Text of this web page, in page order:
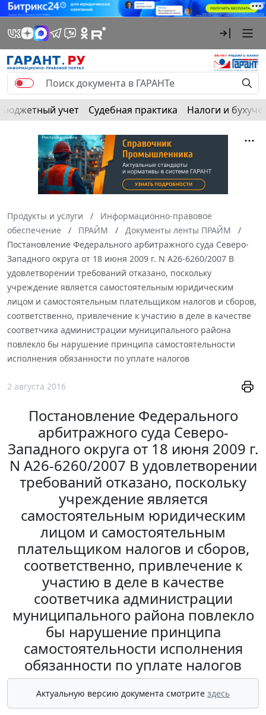
Бюджетный учет Судебная практика Налоги и
Продукты и услуги
Информационно-правовое
обеспечение
ПРАЙМ
Документы ленты ПРАЙМ
Постановление Федерального арбитражного суда Северо-
Западного округа от 18 июня 2009 г. N А26-6260/2007 В
удовлетворении требований отказано, поскольку
учреждение является самостоятельным юридическим
лицом и самостоятельным плательщиком налогов и сборов,
соответственно, привлечение к участию в деле в качестве
соответчика администрации муниципального района
повлекло бы нарушение принципа самостоятельности
исполнения обязанности по уплате налогов
2 августа 2016
Постановление Федерального
арбитражного суда Северо-
Западного округа от 18 июня 2009 г.
N А26-6260/2007 В удовлетворении
требований отказано, поскольку
учреждение является
самостоятельным юридическим
лицом и самостоятельным
плательщиком налогов и сборов,
соответственно, привлечение к
участию в деле в качестве
соответчика администрации
муниципального района повлекло
бы нарушение принципа
самостоятельности исполнения
обязанности по уплате налогов
Актуальную версию документа смотрите здесь